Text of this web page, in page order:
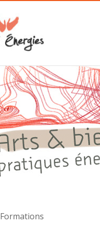
Formations